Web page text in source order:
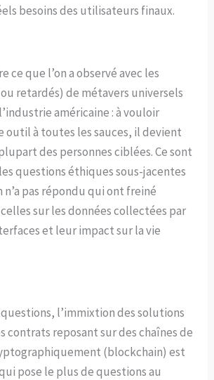
besoins des utilisateurs finaux.
ce que l’on a observé avec les
retardés) de métavers universels
américaine : à vouloir
outil à toutes les sauces, il devient
des personnes ciblées. Ce sont
questions éthiques sous-jacentes
pas répondu qui ont freiné
sur les données collectées par
et leur impact sur la vie
l’immixtion des solutions
contrats reposant sur des chaînes de
(blockchain) est
pose le plus de questions au